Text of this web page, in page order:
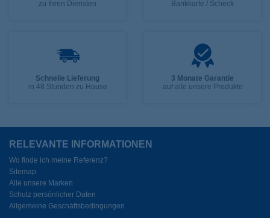
zu Ihren Diensten
Bankkarte / Scheck
Schnelle Lieferung
in 48 Stunden zu Hause
3 Monate Garantie
auf alle unsere Produkte
RELEVANTE INFORMATIONEN
Wo finde ich meine Referenz?
Sitemap
Alle unsere Marken
Schutz persönlicher Daten
Allgemeine Geschäftsbedingungen